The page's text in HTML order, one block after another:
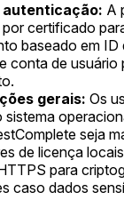
autenticação: A
certificado
baseado em ID
conta de usuário
gerais: Os
sistema
seja
de licença
para
caso dados